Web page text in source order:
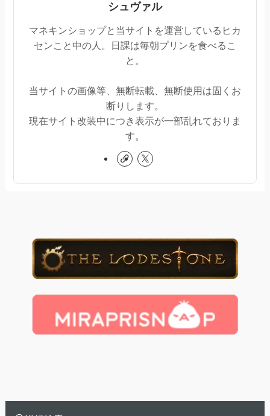
シュヴァル
マネキンショップと当サイトを運営しているヒカ
センこと中の人。日課は毎朝プリンを食べるこ
と。
当サイトの画像等、無断転載、無断使用は固くお
断りします。
現在サイト改装中につき表示が一部乱れておりま
す。